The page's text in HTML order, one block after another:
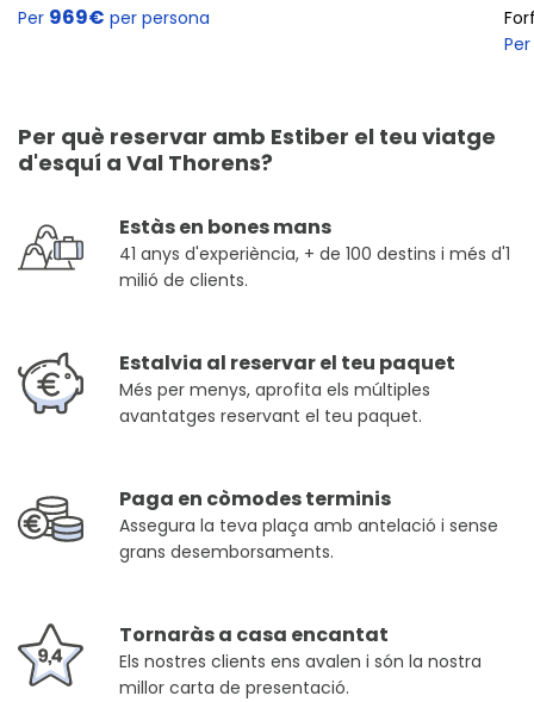
Per 969€ per persona
Per
Per què reservar amb Estiber el teu viatge
d'esquí a Val Thorens?
Estàs en bones mans
41 anys d'experiència, + de 100 destins i més d'1
milió de clients.
Estalvia al reservar el teu paquet
Més per menys, aprofita els múltiples
avantatges reservant el teu paquet.
Paga en còmodes terminis
Assegura la teva plaça amb antelació i sense
grans desemborsaments.
Tornaràs a casa encantat
Els nostres clients ens avalen i són la nostra
millor carta de presentació.